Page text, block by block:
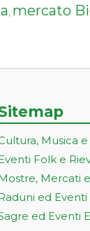
, mercato
Musica
Folk e
Mercati
ed Eventi
ed Eventi